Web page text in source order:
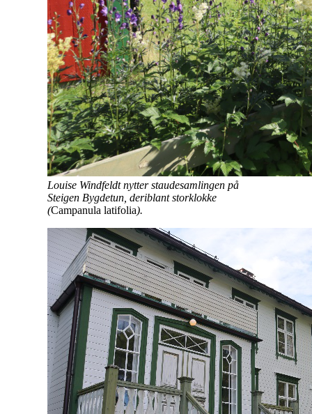
Louise Windfeldt nytter staudesamlingen på
Steigen Bygdetun, deriblant storklokke
(Campanula latifolia).